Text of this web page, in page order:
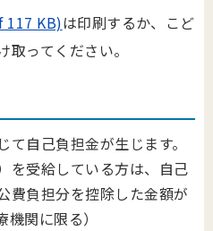
117 KB)は印刷するか、こど
ってください。
自己負担金が生じます。
を受給している方は、自己
費負担分を控除した金額が
関に限る）